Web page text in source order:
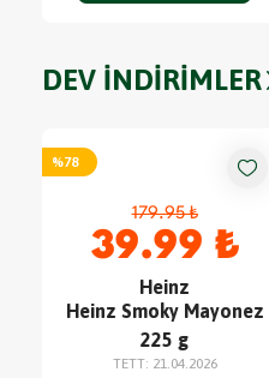
DEV İNDİRİMLER
%78
179.95 ₺
39.99 ₺
Heinz
Heinz Smoky Mayonez
225 g
TETT: 21.04.2026